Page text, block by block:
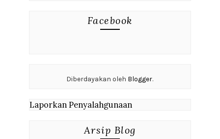
Facebook
Diberdayakan oleh Blogger.
Laporkan Penyalahgunaan
Arsip Blog